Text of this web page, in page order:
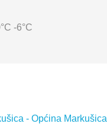
-6°C
- Općina Markušica